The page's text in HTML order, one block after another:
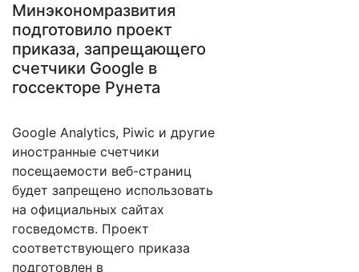
Минэкономразвития
подготовило проект
приказа, запрещающего
счетчики Google в
госсекторе Рунета
Google Analytics, Piwic и другие
иностранные счетчики
посещаемости веб-страниц
будет запрещено использовать
на официальных сайтах
госведомств. Проект
соответствующего приказа
подготовлен в